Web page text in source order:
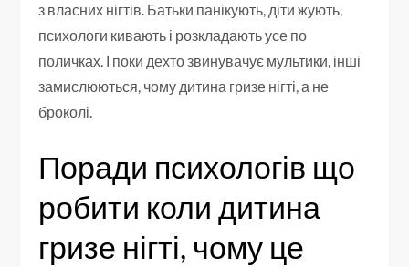
з власних нігтів. Батьки панікують, діти жують,
психологи кивають і розкладають усе по
поличках. І поки дехто звинувачує мультики, інші
замислюються, чому дитина гризе нігті, а не
броколі.
Поради психологів що
робити коли дитина
гризе нігті, чому це